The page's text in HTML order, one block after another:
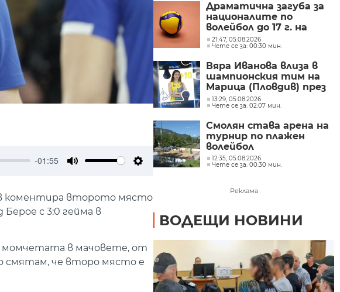
-01:55
коментира второто място
Берое с 3:0 гейма в
момчетата в мачовете, от
смятам, че второ място е
Драматична загуба за
националите по
волейбол до 17 г. на
балканското
21:47, 05.08.2026
Чете се за: 00:30 мин.
Вяра Иванова влиза в
шампионския тим на
Марица (Пловдив) през
новия сезон
13:29, 05.08.2026
Чете се за: 02:07 мин.
Смолян става арена на
турнир по плажен
волейбол
12:35, 05.08.2026
Чете се за: 00:30 мин.
Реклама
ВОДЕЩИ НОВИНИ